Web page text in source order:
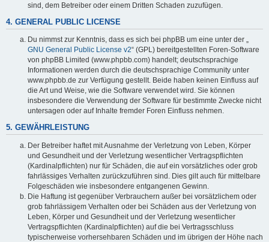
sind, dem Betreiber oder einem Dritten Schaden zuzufügen.
4. GENERAL PUBLIC LICENSE
Du nimmst zur Kenntnis, dass es sich bei phpBB um eine unter der „
GNU General Public License v2“ (GPL) bereitgestellten Foren-Software
von phpBB Limited (www.phpbb.com) handelt; deutschsprachige
Informationen werden durch die deutschsprachige Community unter
www.phpbb.de zur Verfügung gestellt. Beide haben keinen Einfluss auf
die Art und Weise, wie die Software verwendet wird. Sie können
insbesondere die Verwendung der Software für bestimmte Zwecke nicht
untersagen oder auf Inhalte fremder Foren Einfluss nehmen.
5. GEWÄHRLEISTUNG
Der Betreiber haftet mit Ausnahme der Verletzung von Leben, Körper
und Gesundheit und der Verletzung wesentlicher Vertragspflichten
(Kardinalpflichten) nur für Schäden, die auf ein vorsätzliches oder grob
fahrlässiges Verhalten zurückzuführen sind. Dies gilt auch für mittelbare
Folgeschäden wie insbesondere entgangenen Gewinn.
Die Haftung ist gegenüber Verbrauchern außer bei vorsätzlichem oder
grob fahrlässigem Verhalten oder bei Schäden aus der Verletzung von
Leben, Körper und Gesundheit und der Verletzung wesentlicher
Vertragspflichten (Kardinalpflichten) auf die bei Vertragsschluss
typischerweise vorhersehbaren Schäden und im übrigen der Höhe nach